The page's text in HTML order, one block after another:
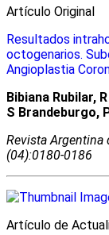
Artículo Original
Resultados
octogenarios.
Angioplastia
Bibiana Rubilar,
S Brandeburgo,
Revista Argentina
(04):0180-0186
Artículo de